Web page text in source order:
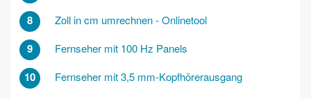
8 Zoll in cm umrechnen - Onlinetool
9 Fernseher mit 100 Hz Panels
10 Fernseher mit 3,5 mm-Kopfhörerausgang